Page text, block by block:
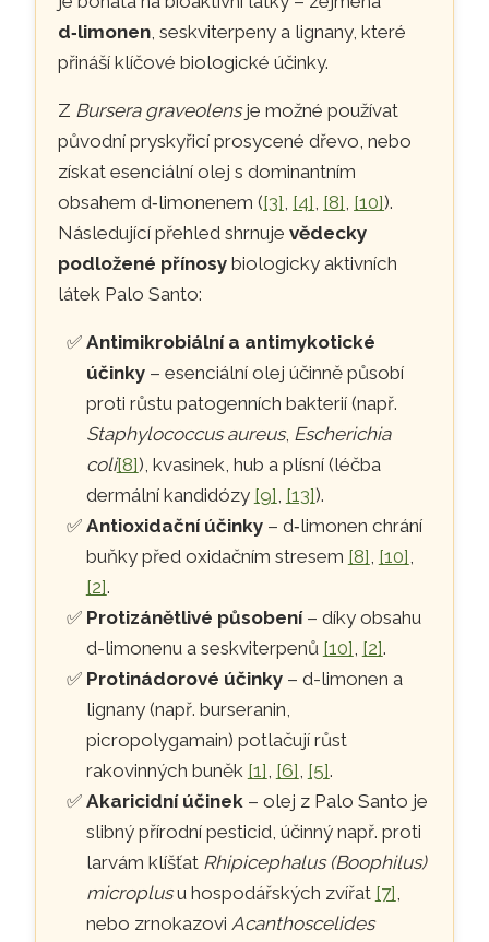
d‑limonen, seskviterpeny a lignany, které
přináší klíčové biologické účinky.
Z Bursera graveolensje možné používat
původní pryskyřicí prosycené dřevo, nebo
získat esenciální olej s dominantním
obsahem d‑limonenem ([3], [4], [8], [10]).
Následující přehled shrnujevědecky
podložené přínosy biologicky aktivních
látek Palo Santo:
Antimikrobiální a antimykotické
účinky– esenciální olej účinně působí
proti růstu patogenních bakterií (např.
Staphylococcus aureus, Escherichia
coli[8]), kvasinek, hub a plísní (léčba
dermální kandidózy [9], [13]).
Antioxidační účinky– d‑limonen chrání
buňky před oxidačním stresem [8], [10],
[2].
Protizánětlivé působení– díky obsahu
d-limonenu a seskviterpenů [10], [2].
Protinádorové účinky– d-limonen a
lignany (např. burseranin,
picropolygamain) potlačují růst
rakovinných buněk [1], [6], [5].
Akaricidní účinek– olej z Palo Santo je
slibný přírodní pesticid, účinný např. proti
larvám klíšťat Rhipicephalus (Boophilus)
microplusu hospodářských zvířat [7],
nebo zrnokazovi Acanthoscelides